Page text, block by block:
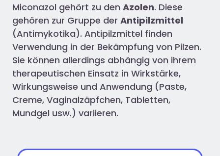
Miconazol gehört zu den Azolen. Diese
gehören zur Gruppe der Antipilzmittel
(Antimykotika). Antipilzmittel finden
Verwendung in der Bekämpfung von Pilzen.
Sie können allerdings abhängig von ihrem
therapeutischen Einsatz in Wirkstärke,
Wirkungsweise und Anwendung (Paste,
Creme, Vaginalzäpfchen, Tabletten,
Mundgel usw.) variieren.